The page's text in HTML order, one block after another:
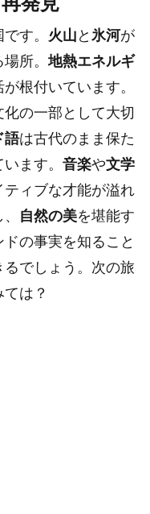
す。 火山と氷河が
場所。地熱エネルギ
根付いています。
の一部として大切
語は古代のまま保た
ます。 音楽や文学
ィブな才能が溢れ
自然の美を堪能す
の事実を知ること
でしょう。次の旅
は？